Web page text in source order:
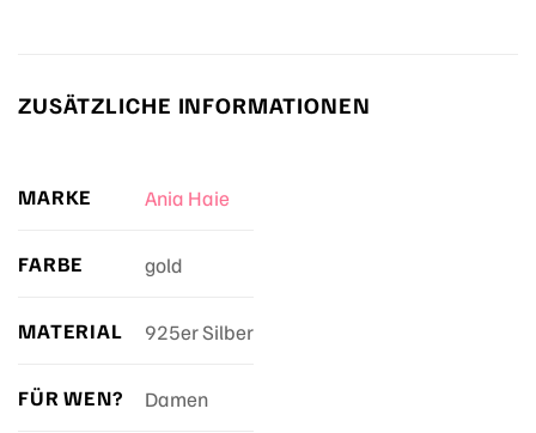
ZUSÄTZLICHE INFORMATIONEN
MARKE Ania Haie
FARBE gold
MATERIAL 925er Silber
FÜR WEN? Damen